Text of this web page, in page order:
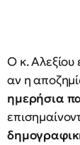
Ο κ. Αλεξίου
αν η
ημερήσια